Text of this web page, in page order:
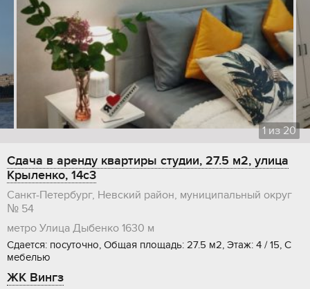
1из20
Сдача в аренду квартиры студии, 27.5 м2, улица
Крыленко, 14с3
Санкт-Петербург, Невский район, муниципальный округ
№ 54
метро Улица Дыбенко 1630 м
Сдается: посуточно, Общая площадь: 27.5 м2, Этаж: 4 / 15, С
мебелью
ЖК Вингз